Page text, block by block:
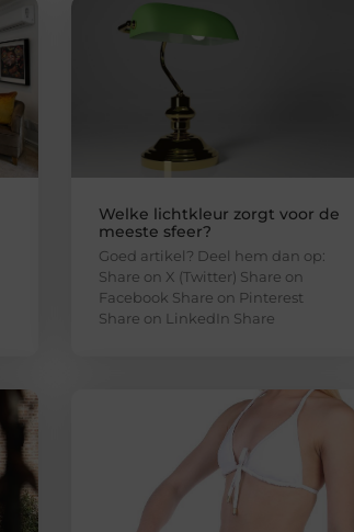
Welke lichtkleur zorgt voor de
meeste sfeer?
Goed artikel? Deel hem dan op:
Share on X (Twitter) Share on
Facebook Share on Pinterest
Share on LinkedIn Share